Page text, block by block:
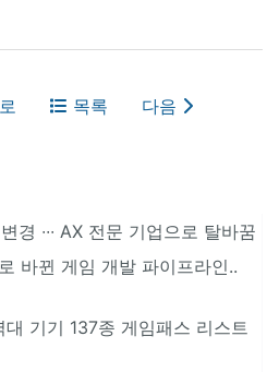
목록 다음
경 ∙∙∙ AX 전문 기업으로 탈바꿈
바뀐 게임 개발 파이프라인..
기기 137종 게임패스 리스트